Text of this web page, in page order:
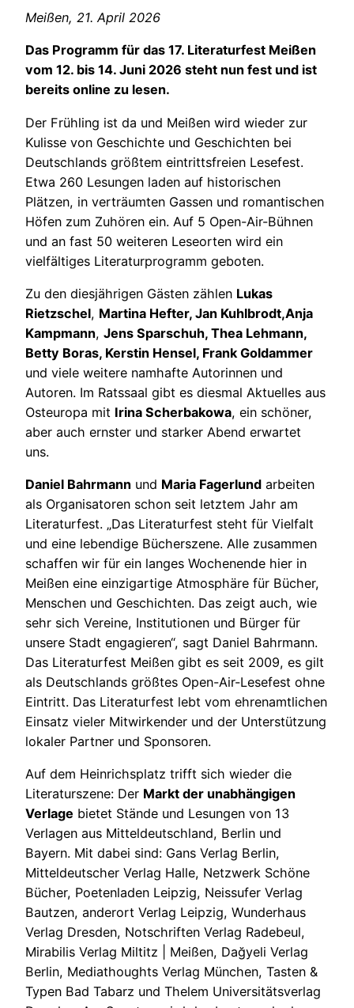
Meißen, 21. April 2026
Das Programm für das 17. Literaturfest Meißen
vom 12. bis 14. Juni 2026 steht nun fest und ist
bereits online zu lesen.
Der Frühling ist da und Meißen wird wieder zur
Kulisse von Geschichte und Geschichten bei
Deutschlands größtem eintrittsfreien Lesefest.
Etwa 260 Lesungen laden auf historischen
Plätzen, in verträumten Gassen und romantischen
Höfen zum Zuhören ein. Auf 5 Open-Air-Bühnen
und an fast 50 weiteren Leseorten wird ein
vielfältiges Literaturprogramm geboten.
Zu den diesjährigen Gästen zählen Lukas
Rietzschel, Martina Hefter, Jan Kuhlbrodt,Anja
Kampmann, Jens Sparschuh, Thea Lehmann,
Betty Boras, Kerstin Hensel, Frank Goldammer
und viele weitere namhafte Autorinnen und
Autoren. Im Ratssaal gibt es diesmal Aktuelles aus
Osteuropa mit Irina Scherbakowa, ein schöner,
aber auch ernster und starker Abend erwartet
uns.
Daniel Bahrmann und Maria Fagerlund arbeiten
als Organisatoren schon seit letztem Jahr am
Literaturfest. „Das Literaturfest steht für Vielfalt
und eine lebendige Bücherszene. Alle zusammen
schaffen wir für ein langes Wochenende hier in
Meißen eine einzigartige Atmosphäre für Bücher,
Menschen und Geschichten. Das zeigt auch, wie
sehr sich Vereine, Institutionen und Bürger für
unsere Stadt engagieren“, sagt Daniel Bahrmann.
Das Literaturfest Meißen gibt es seit 2009, es gilt
als Deutschlands größtes Open-Air-Lesefest ohne
Eintritt. Das Literaturfest lebt vom ehrenamtlichen
Einsatz vieler Mitwirkender und der Unterstützung
lokaler Partner und Sponsoren.
Auf dem Heinrichsplatz trifft sich wieder die
Literaturszene: Der Markt der unabhängigen
Verlage bietet Stände und Lesungen von 13
Verlagen aus Mitteldeutschland, Berlin und
Bayern. Mit dabei sind: Gans Verlag Berlin,
Mitteldeutscher Verlag Halle, Netzwerk Schöne
Bücher, Poetenladen Leipzig, Neissufer Verlag
Bautzen, anderort Verlag Leipzig, Wunderhaus
Verlag Dresden, Notschriften Verlag Radebeul,
Mirabilis Verlag Miltitz | Meißen, Dağyeli Verlag
Berlin, Mediathoughts Verlag München, Tasten &
Typen Bad Tabarz und Thelem Universitätsverlag